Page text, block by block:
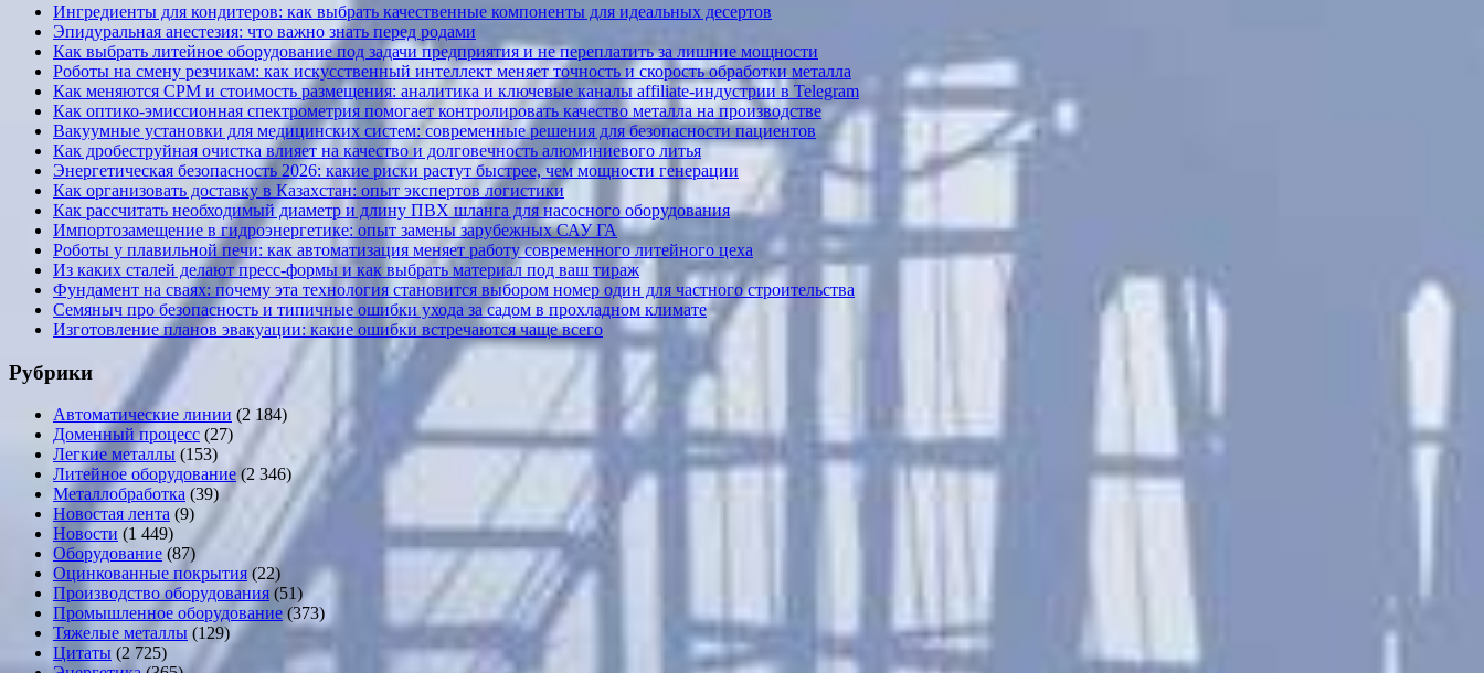
Ингредиенты для кондитеров: как выбрать качественные компоненты для идеальных десертов
Эпидуральная анестезия: что важно знать перед родами
Как выбрать литейное оборудование под задачи предприятия и не переплатить за лишние мощности
Роботы на смену резчикам: как искусственный интеллект меняет точность и скорость обработки металла
Как меняются CPM и стоимость размещения: аналитика и ключевые каналы affiliate-индустрии в Telegram
Как оптико-эмиссионная спектрометрия помогает контролировать качество металла на производстве
Вакуумные установки для медицинских систем: современные решения для безопасности пациентов
Как дробеструйная очистка влияет на качество и долговечность алюминиевого литья
Энергетическая безопасность 2026: какие риски растут быстрее, чем мощности генерации
Как организовать доставку в Казахстан: опыт экспертов логистики
Как рассчитать необходимый диаметр и длину ПВХ шланга для насосного оборудования
Импортозамещение в гидроэнергетике: опыт замены зарубежных САУ ГА
Роботы у плавильной печи: как автоматизация меняет работу современного литейного цеха
Из каких сталей делают пресс-формы и как выбрать материал под ваш тираж
Фундамент на сваях: почему эта технология становится выбором номер один для частного строительства
Семяныч про безопасность и типичные ошибки ухода за садом в прохладном климате
Изготовление планов эвакуации: какие ошибки встречаются чаще всего
Рубрики
Автоматические линии (2 184)
Доменный процесс (27)
Легкие металлы (153)
Литейное оборудование (2 346)
Металлобработка (39)
Новостая лента (9)
Новости (1 449)
Оборудование (87)
Оцинкованные покрытия (22)
Производство оборудования (51)
Промышленное оборудование (373)
Тяжелые металлы (129)
Цитаты (2 725)